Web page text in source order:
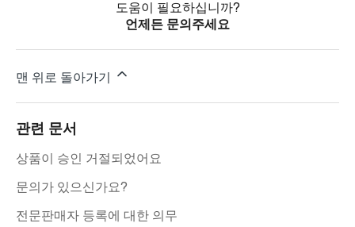
도움이 필요하십니까?
언제든 문의주세요
맨 위로 돌아가기
관련 문서
상품이 승인 거절되었어요
문의가 있으신가요?
전문판매자 등록에 대한 의무